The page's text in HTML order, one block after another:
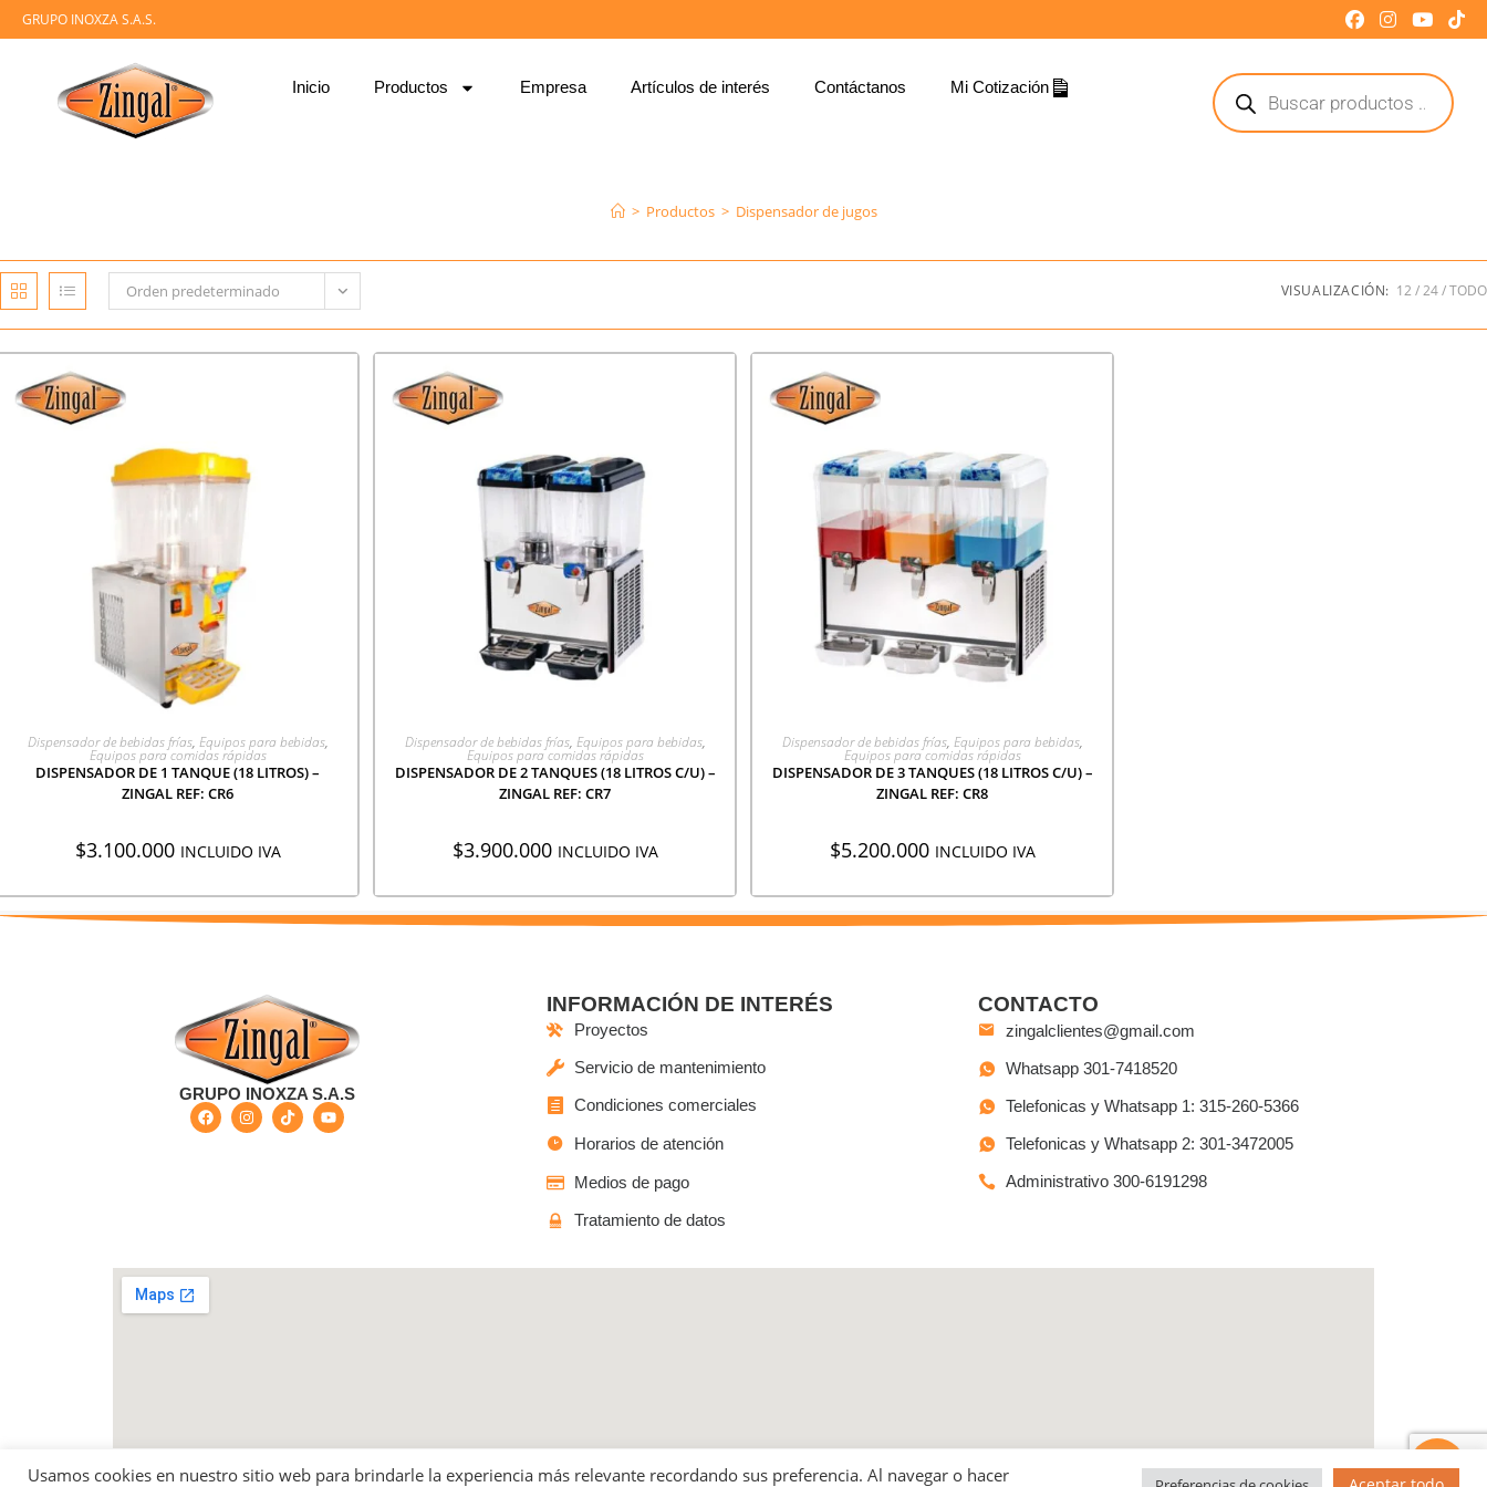
GRUPO INOXZA S.A.S.
Inicio Productos Empresa Artículos de interés Contáctanos Mi Cotización
> Productos > Dispensador de jugos
Orden predeterminado VISUALIZACIÓN: 12 24 TODO
AGREGAR A COTIZACIÓN
Dispensador de bebidas frías, Equipos para bebidas,
Equipos para comidas rápidas
DISPENSADOR DE 1 TANQUE (18 LITROS) –
ZINGAL REF: CR6
$3.100.000 INCLUIDO IVA
AGREGAR A COTIZACIÓN
Dispensador de bebidas frías, Equipos para bebidas,
Equipos para comidas rápidas
DISPENSADOR DE 2 TANQUES (18 LITROS C/U) –
ZINGAL REF: CR7
$3.900.000 INCLUIDO IVA
AGREGAR A COTIZACIÓN
Dispensador de bebidas frías, Equipos para bebidas,
Equipos para comidas rápidas
DISPENSADOR DE 3 TANQUES (18 LITROS C/U) –
ZINGAL REF: CR8
$5.200.000 INCLUIDO IVA
GRUPO INOXZA S.A.S
INFORMACIÓN DE INTERÉS
Proyectos
Servicio de mantenimiento
Condiciones comerciales
Horarios de atención
Medios de pago
Tratamiento de datos
CONTACTO
zingalclientes@gmail.com
Whatsapp 301-7418520
Telefonicas y Whatsapp 1: 315-260-5366
Telefonicas y Whatsapp 2: 301-3472005
Administrativo 300-6191298
Tienes preguntas?